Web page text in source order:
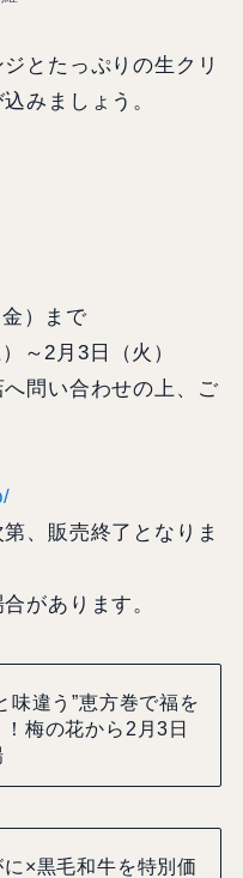
とたっぷりの生クリ
みましょう。
）まで
～2月3日（火）
問い合わせの上、ご
、販売終了となりま
があります。
味違う”恵方巻で福を
梅の花から2月3日
に×黒毛和牛を特別価